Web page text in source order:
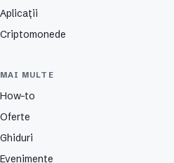
Aplicații
Criptomonede
MAI MULTE
How-to
Oferte
Ghiduri
Evenimente